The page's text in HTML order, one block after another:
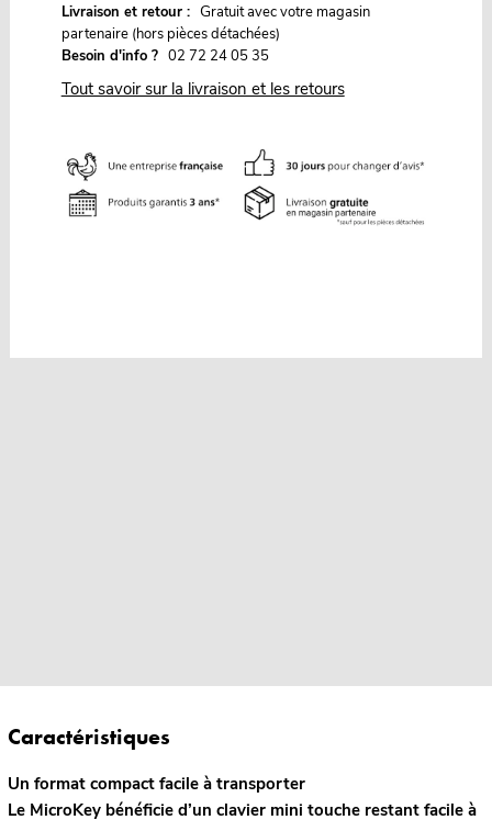
Livraison et retour : Gratuit avec votre magasin
partenaire (hors pièces détachées)
Besoin d'info ? 02 72 24 05 35
Tout savoir sur la livraison et les retours
Caractéristiques
Un format compact facile à transporter
Le MicroKey bénéficie d’un clavier mini touche restant facile à